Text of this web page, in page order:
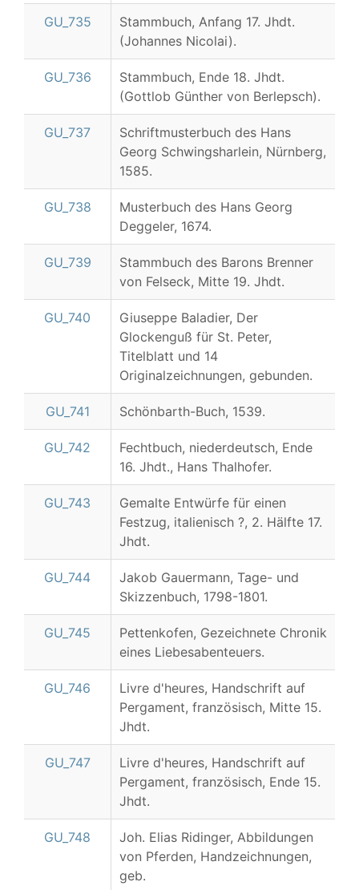
GU_735
Stammbuch, Anfang 17. Jhdt.
(Johannes Nicolai).
GU_736
Stammbuch, Ende 18. Jhdt.
(Gottlob Günther von Berlepsch).
GU_737
Schriftmusterbuch des Hans
Georg Schwingsharlein, Nürnberg,
1585.
GU_738
Musterbuch des Hans Georg
Deggeler, 1674.
GU_739
Stammbuch des Barons Brenner
von Felseck, Mitte 19. Jhdt.
GU_740
Giuseppe Baladier, Der
Glockenguß für St. Peter,
Titelblatt und 14
Originalzeichnungen, gebunden.
GU_741 Schönbarth-Buch, 1539.
GU_742
Fechtbuch, niederdeutsch, Ende
16. Jhdt., Hans Thalhofer.
GU_743
Gemalte Entwürfe für einen
Festzug, italienisch ?, 2. Hälfte 17.
Jhdt.
GU_744
Jakob Gauermann, Tage- und
Skizzenbuch, 1798-1801.
GU_745
Pettenkofen, Gezeichnete Chronik
eines Liebesabenteuers.
GU_746
Livre d'heures, Handschrift auf
Pergament, französisch, Mitte 15.
Jhdt.
GU_747
Livre d'heures, Handschrift auf
Pergament, französisch, Ende 15.
Jhdt.
GU_748
Joh. Elias Ridinger, Abbildungen
von Pferden, Handzeichnungen,
geb.